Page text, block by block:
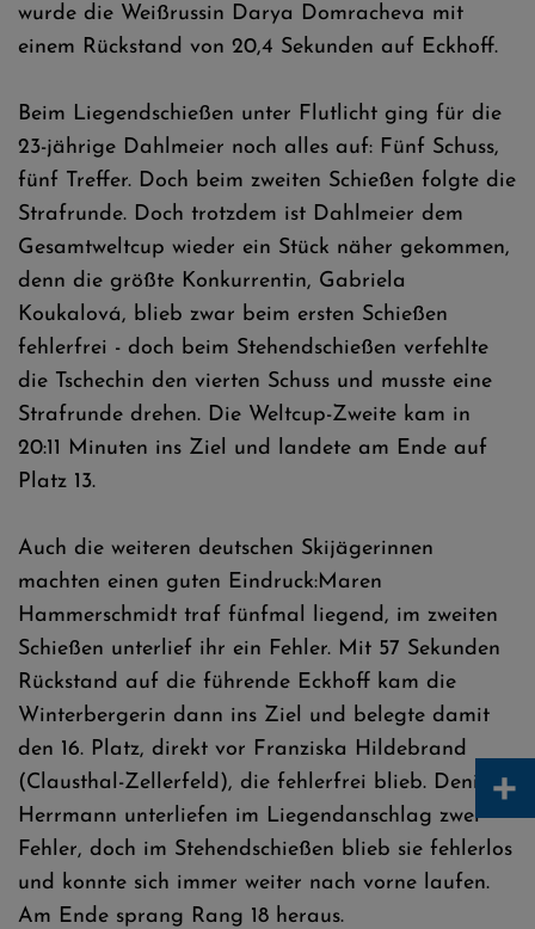
wurde die Weißrussin Darya Domracheva mit
einem Rückstand von 20,4 Sekunden auf Eckhoff.
Beim Liegendschießen unter Flutlicht ging für die
23-jährige Dahlmeier noch alles auf: Fünf Schuss,
fünf Treffer. Doch beim zweiten Schießen folgte die
Strafrunde. Doch trotzdem ist Dahlmeier dem
Gesamtweltcup wieder ein Stück näher gekommen,
denn die größte Konkurrentin, Gabriela
Koukalová, blieb zwar beim ersten Schießen
fehlerfrei - doch beim Stehendschießen verfehlte
die Tschechin den vierten Schuss und musste eine
Strafrunde drehen. Die Weltcup-Zweite kam in
20:11 Minuten ins Ziel und landete am Ende auf
Platz 13.
Auch die weiteren deutschen Skijägerinnen
machten einen guten Eindruck:Maren
Hammerschmidt traf fünfmal liegend, im zweiten
Schießen unterlief ihr ein Fehler. Mit 57 Sekunden
Rückstand auf die führende Eckhoff kam die
Winterbergerin dann ins Ziel und belegte damit
den 16. Platz, direkt vor Franziska Hildebrand
(Clausthal-Zellerfeld), die fehlerfrei blieb. Denise
Herrmann unterliefen im Liegendanschlag zwei
Fehler, doch im Stehendschießen blieb sie fehlerlos
und konnte sich immer weiter nach vorne laufen.
Am Ende sprang Rang 18 heraus.
+